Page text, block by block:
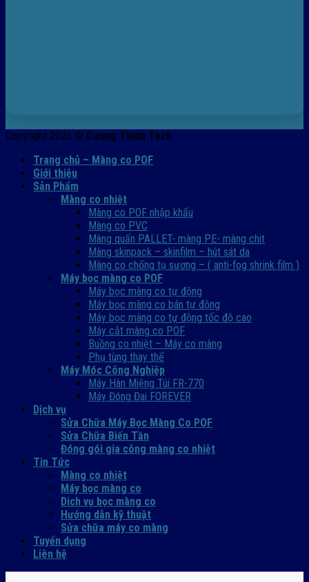
Copyright 2026 © Cường Thịnh Tech
Trang chủ – Màng co POF
Giới thiệu
Sản Phẩm
Màng co nhiệt
Màng co POF nhập khẩu
Màng co PVC
Màng quấn PALLET- màng PE- màng chit
Màng skinpack – skinfilm – hút sát da
Màng co chống tụ sương – ( anti-fog shrink film )
Máy bọc màng co POF
Máy bọc màng co tự động
Máy bọc màng co bán tự động
Máy bọc màng co tự động tốc độ cao
Máy cắt màng co POF
Buồng co nhiệt – Máy co màng
Phụ tùng thay thế
Máy Móc Công Nghiệp
Máy Hàn Miệng Túi FR-770
Máy Đóng Đai FOREVER
Dịch vụ
Sửa Chữa Máy Bọc Màng Co POF
Sửa Chữa Biến Tần
Đóng gói gia công màng co nhiệt
Tin Tức
Màng co nhiệt
Máy bọc màng co
Dich vụ bọc màng co
Hướng dẫn kỹ thuật
Sửa chữa máy co màng
Tuyển dụng
Liên hệ